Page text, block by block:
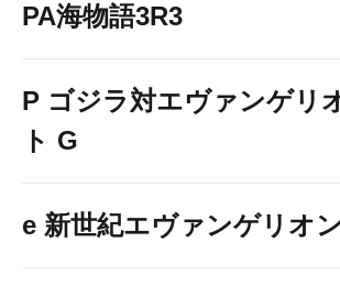
PA海物語3R3
P ゴジラ対エヴァンゲリ
ト G
e 新世紀エヴァンゲリオ